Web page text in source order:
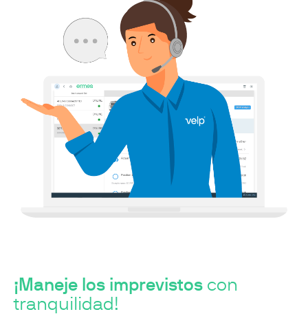
¡Maneje los imprevistos con
tranquilidad!